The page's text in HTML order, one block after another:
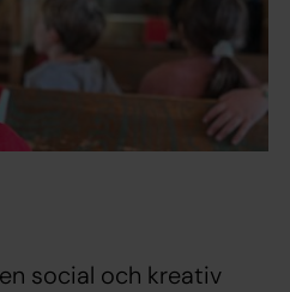
social och kreativ